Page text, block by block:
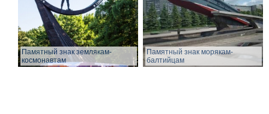
Памятный знак землякам-
космонавтам
Памятный знак морякам-
балтийцам